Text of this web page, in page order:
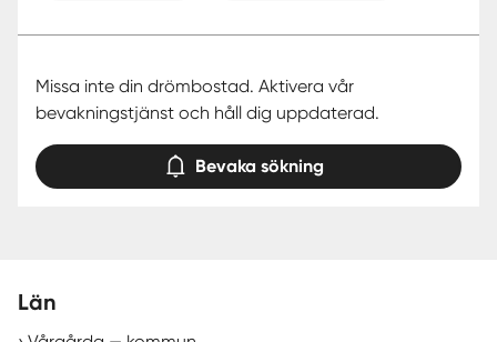
Missa inte din drömbostad. Aktivera vår
bevakningstjänst och håll dig uppdaterad.
Bevaka sökning
Län